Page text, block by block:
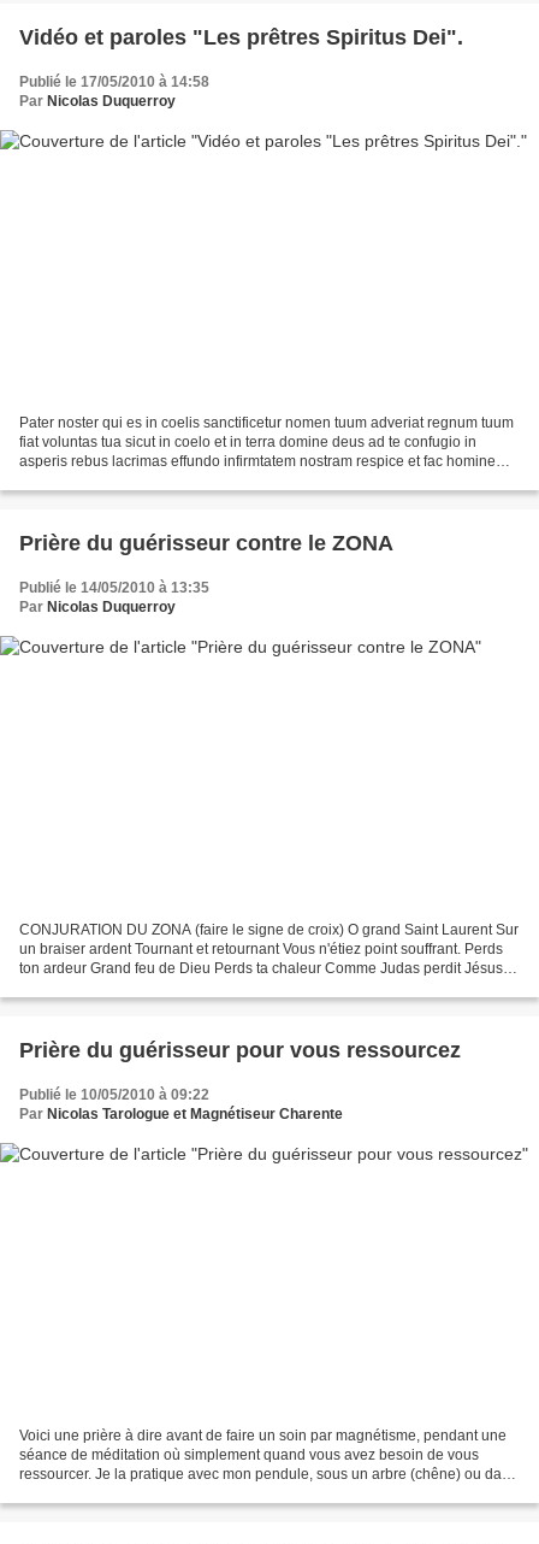
Vidéo et paroles "Les prêtres Spiritus Dei".
Publié le 17/05/2010 à 14:58
Par Nicolas Duquerroy
Pater noster qui es in coelis sanctificetur nomen tuum adveriat regnum tuum
fiat voluntas tua sicut in coelo et in terra domine deus ad te confugio in
asperis rebus lacrimas effundo infirmtatem nostram respice et fac hominem
Prière du guérisseur contre le ZONA
Publié le 14/05/2010 à 13:35
Par Nicolas Duquerroy
CONJURATION DU ZONA (faire le signe de croix) O grand Saint Laurent Sur
un braiser ardent Tournant et retournant Vous n'étiez point souffrant. Perds
ton ardeur Grand feu de Dieu Perds ta chaleur Comme Judas perdit Jésus
Prière du guérisseur pour vous ressourcez
Publié le 10/05/2010 à 09:22
Par Nicolas Tarologue et Magnétiseur Charente
Voici une prière à dire avant de faire un soin par magnétisme, pendant une
séance de méditation où simplement quand vous avez besoin de vous
ressourcer. Je la pratique avec mon pendule, sous un arbre (chêne) ou dans